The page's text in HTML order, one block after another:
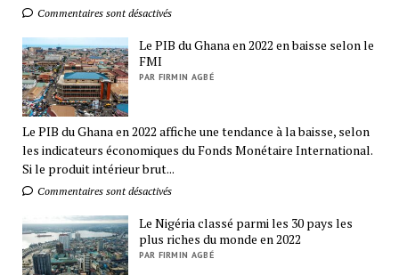
Commentaires sont désactivés
Le PIB du Ghana en 2022 en baisse selon le
FMI
PAR FIRMIN AGBÉ
Le PIB du Ghana en 2022 affiche une tendance à la baisse, selon
les indicateurs économiques du Fonds Monétaire International.
Si le produit intérieur brut...
Commentaires sont désactivés
Le Nigéria classé parmi les 30 pays les
plus riches du monde en 2022
PAR FIRMIN AGBÉ